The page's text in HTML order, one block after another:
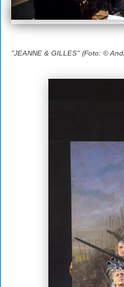
"JEANNE & GILLES" (Foto: ©